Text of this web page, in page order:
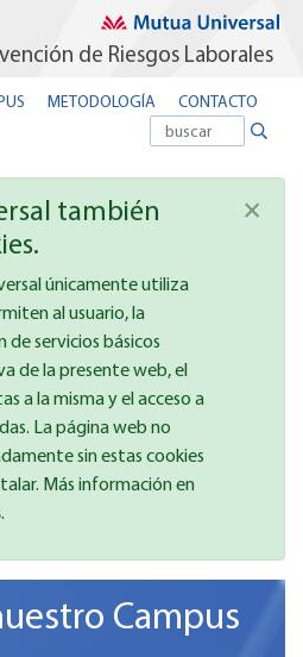
de Riesgos Laborales
METODOLOGÍA CONTACTO
×
también
únicamente utiliza
al usuario, la
servicios básicos
de la presente web, el
a la misma y el acceso a
La página web no
sin estas cookies
Más información en
.
Campus